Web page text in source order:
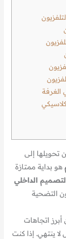
الغرفة
إلى
هو بداية ممتازة
الداخلي
التضحية
اتجاهات
ينتهي. إذا كنت